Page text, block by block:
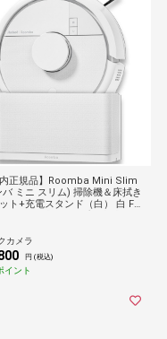
内正規品】Roomba Mini Slim
バ ミニ スリム) 掃除機＆床拭き
ト+充電スタンド（白） 白 F1
カメラ
円 (税込)
イント